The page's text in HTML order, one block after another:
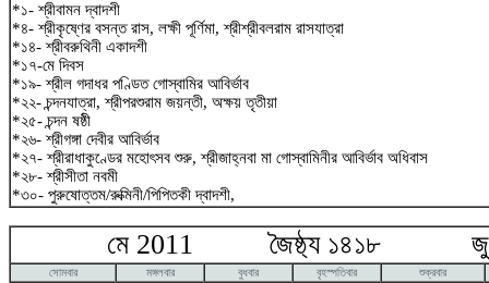
*১- শ্রীবামন দ্বাদশী
*৪- শ্রীকৃষ্ণের বসন্ত রাস, লক্ষী পূর্ণিমা, শ্রীশ্রীবলরাম রাসযাত্রা
*১৪- শ্রীবরুথিনী একাদশী
*১৭-মে দিবস
*১৯- শ্রীল গদাধর পণ্ডিত গোস্বামির আবির্ভাব
*২২- চন্দনযাত্রা, শ্রীপরশুরাম জয়ন্তী, অক্ষয় তৃতীয়া
*২৫- চন্দন ষষ্ঠী
*২৬- শ্রীগঙ্গা দেবীর আবির্ভাব
*২৭- শ্রীরাধাকুণ্ডের মহোৎসব শুরু, শ্রীজাহ্নবা মা গোস্বামিনীর আবির্ভাব অধিবাস
*২৮- শ্রীসীতা নবমী
*৩০- পুরুষোত্তম/রুক্মিনী/পিপিতকী দ্বাদশী,
মে 2011 জৈষ্ঠ্য ১৪১৮ জুন
সোমবার মঙ্গলবার বুধবার বৃহস্পতিবার শুক্রবার